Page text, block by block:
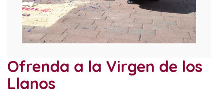
Ofrenda a la Virgen de los
Llanos